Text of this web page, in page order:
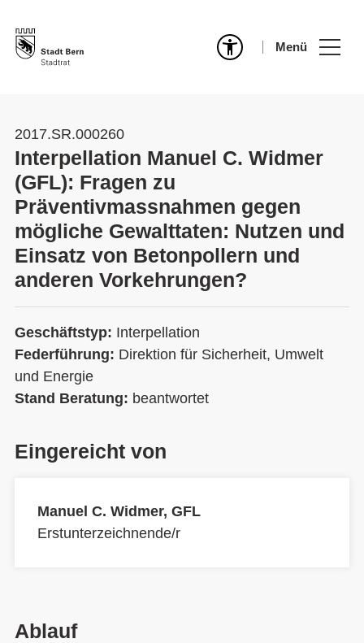
Menü
2017.SR.000260
Interpellation Manuel C. Widmer
(GFL): Fragen zu
Präventivmassnahmen gegen
mögliche Gewalttaten: Nutzen und
Einsatz von Betonpollern und
anderen Vorkehrungen?
Geschäftstyp: Interpellation
Federführung: Direktion für Sicherheit, Umwelt
und Energie
Stand Beratung: beantwortet
Eingereicht von
Manuel C. Widmer, GFL
Erstunterzeichnende/r
Ablauf